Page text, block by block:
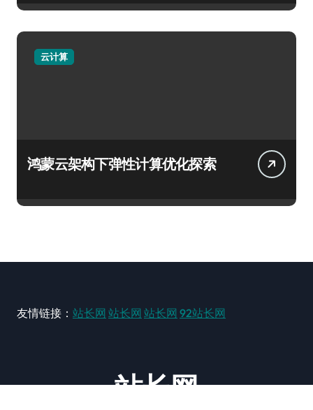
云计算
鸿蒙云架构下弹性计算优化探索
友情链接： 站长网 站长网 站长网 92站长网
站长网